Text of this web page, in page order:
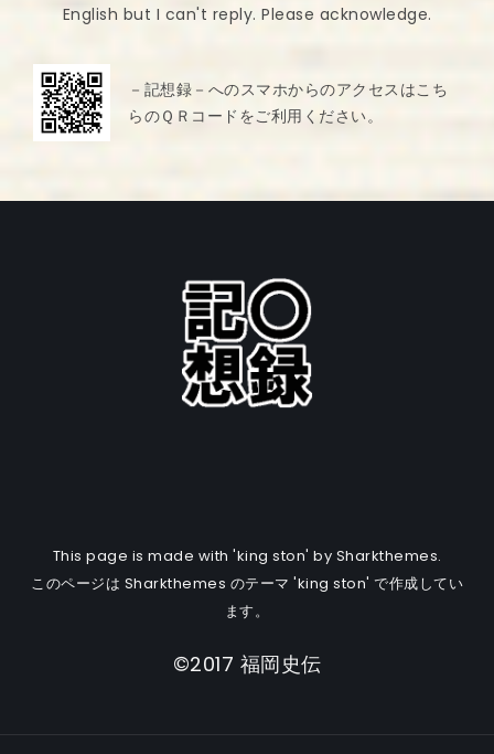
English but I can't reply. Please acknowledge.
－記想録－へのスマホからのアクセスはこち
らのＱＲコードをご利用ください。
This page is made with 'king ston' by Sharkthemes.
このページは Sharkthemes のテーマ 'king ston' で作成してい
ます。
©2017 福岡史伝